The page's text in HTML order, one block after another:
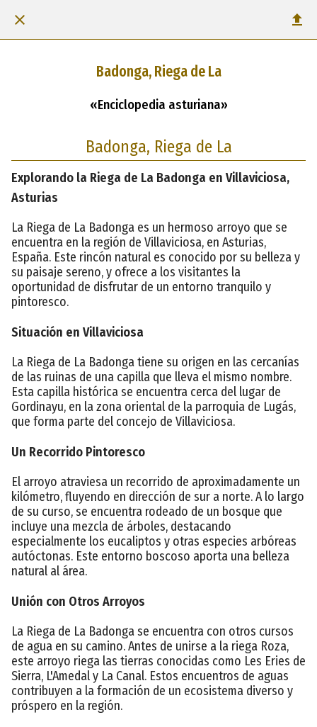
Badonga, Riega de La
«Enciclopedia asturiana»
Badonga, Riega de La
Explorando la Riega de La Badonga en Villaviciosa,
Asturias
La Riega de La Badonga es un hermoso arroyo que se
encuentra en la región de Villaviciosa, en Asturias,
España. Este rincón natural es conocido por su belleza y
su paisaje sereno, y ofrece a los visitantes la
oportunidad de disfrutar de un entorno tranquilo y
pintoresco.
Situación en Villaviciosa
La Riega de La Badonga tiene su origen en las cercanías
de las ruinas de una capilla que lleva el mismo nombre.
Esta capilla histórica se encuentra cerca del lugar de
Gordinayu, en la zona oriental de la parroquia de Lugás,
que forma parte del concejo de Villaviciosa.
Un Recorrido Pintoresco
El arroyo atraviesa un recorrido de aproximadamente un
kilómetro, fluyendo en dirección de sur a norte. A lo largo
de su curso, se encuentra rodeado de un bosque que
incluye una mezcla de árboles, destacando
especialmente los eucaliptos y otras especies arbóreas
autóctonas. Este entorno boscoso aporta una belleza
natural al área.
Unión con Otros Arroyos
La Riega de La Badonga se encuentra con otros cursos
de agua en su camino. Antes de unirse a la riega Roza,
este arroyo riega las tierras conocidas como Les Eries de
Sierra, L'Amedal y La Canal. Estos encuentros de aguas
contribuyen a la formación de un ecosistema diverso y
próspero en la región.